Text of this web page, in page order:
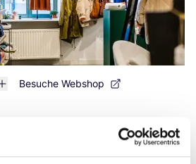
Besuche Webshop